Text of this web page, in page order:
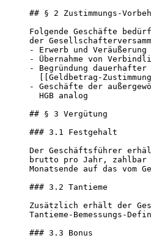
## § 2 Zustimmungs-
Folgende Geschäfte
der
- Erwerb und Veräußerung
- Übernahme von
- Begründung
[[Geldbetrag-
- Geschäfte der
  HGB analog
## § 3 Vergütung
### 3.1 Festgehalt
Der Geschäftsführer
brutto pro Jahr, zahlbar
Monatsende auf das vom
### 3.2 Tantieme
Zusätzlich erhält der
Tantieme-Bemessungs-
### 3.3 Bonus